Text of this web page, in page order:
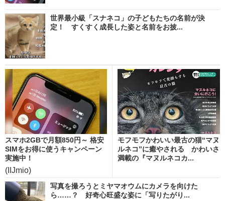
世界最小級「スナネコ」の子どもたちの名前が決
定！ すくすく成長した姿と名前をお披...
スマホ2GBで月額850円～ 格安
SIMをお得に使うキャンペーン
実施中！
(IIJmio)
モフモフかわいい最古の猫“マヌ
ルネコ”に癒やされる かわいさ
満載の『マヌルネコカ...
写真を撮ろうとミヤマオウムにカメラを向けた
ら……？ 好奇心旺盛な姿に「写りたがり...